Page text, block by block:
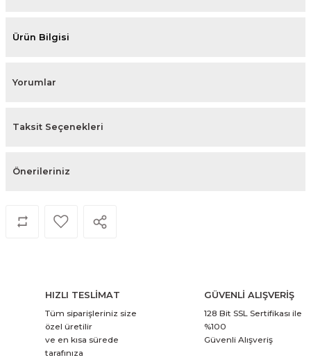
Ürün Bilgisi
Yorumlar
Taksit Seçenekleri
Önerileriniz
HIZLI TESLİMAT
Tüm siparişleriniz size
özel üretilir
ve en kısa sürede
tarafınıza
GÜVENLİ ALIŞVERİŞ
128 Bit SSL Sertifikası ile
%100
Güvenli Alışveriş